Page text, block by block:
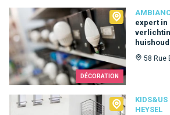
DÉCORATION
expert in
58 Rue
Ambiance Lumière - ADG
KIDS&US
HEYSEL
Kids&Us language school - Heysel